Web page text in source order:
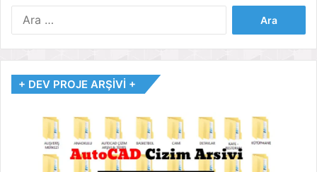
+ DEV PROJE ARŞİVİ +